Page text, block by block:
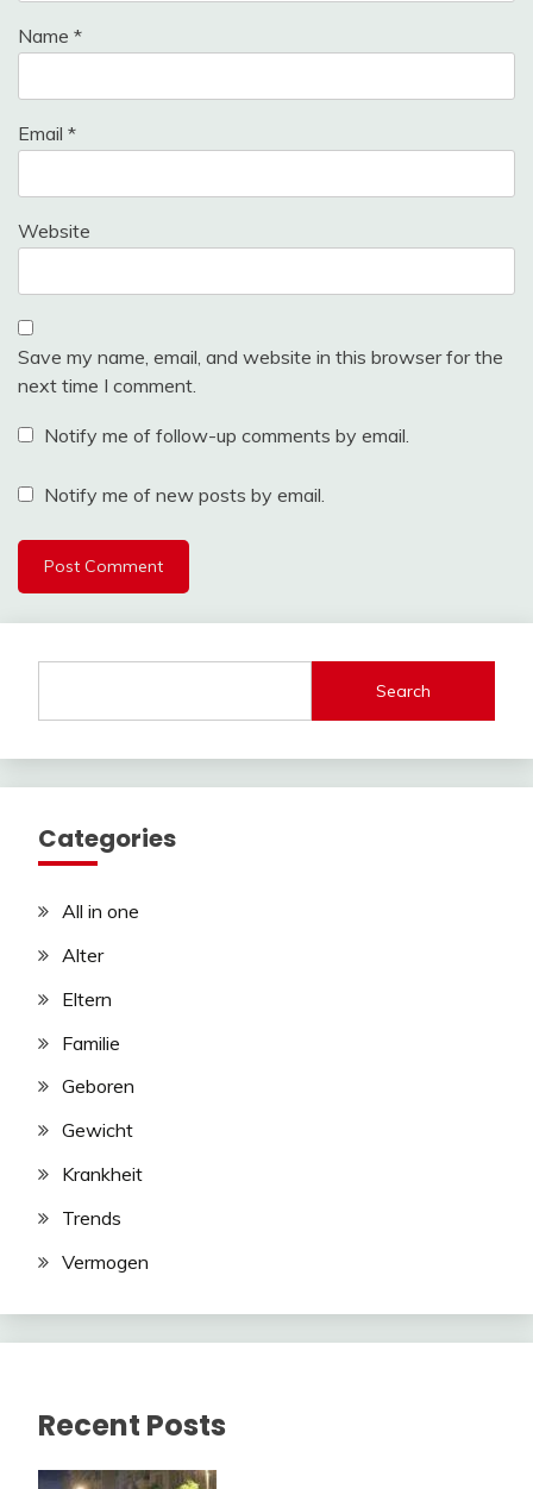
Name *
Email *
Website
Save my name, email, and website in this browser for the
next time I comment.
Notify me of follow-up comments by email.
Notify me of new posts by email.
Search
Categories
All in one
Alter
Eltern
Familie
Geboren
Gewicht
Krankheit
Trends
Vermogen
Recent Posts